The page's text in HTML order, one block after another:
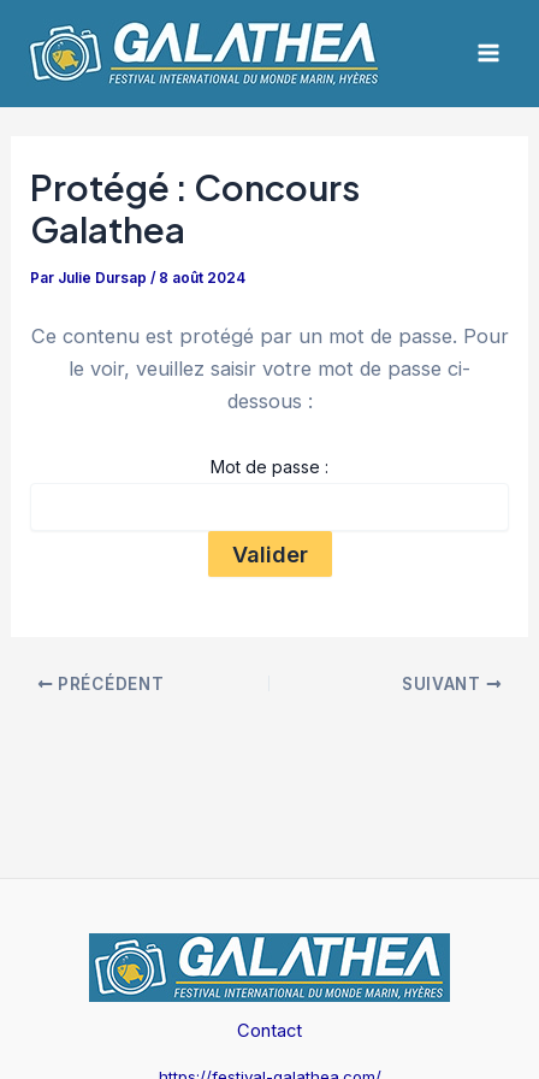
contenu
Protégé : Concours
Galathea
Par Julie Dursap/ 8 août 2024
Ce contenu est protégé par un mot de passe. Pour
le voir, veuillez saisir votre mot de passe ci-
dessous :
Mot de passe :
des
articles
PRÉCÉDENT SUIVANT
Contact